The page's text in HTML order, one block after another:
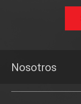
Nosotros